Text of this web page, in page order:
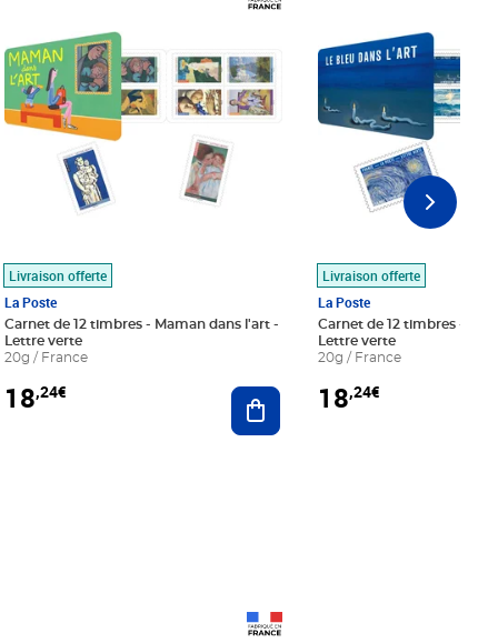
au panier
Livraison offerte
La Poste
Carnet de 12 timbres - Maman dans l'art -
Lettre verte
20g / France
18,24€ Ajouter au panier
Livraison offerte
La Poste
Carnet de 12 timbres - Le
Lettre verte
20g / France
18,24€